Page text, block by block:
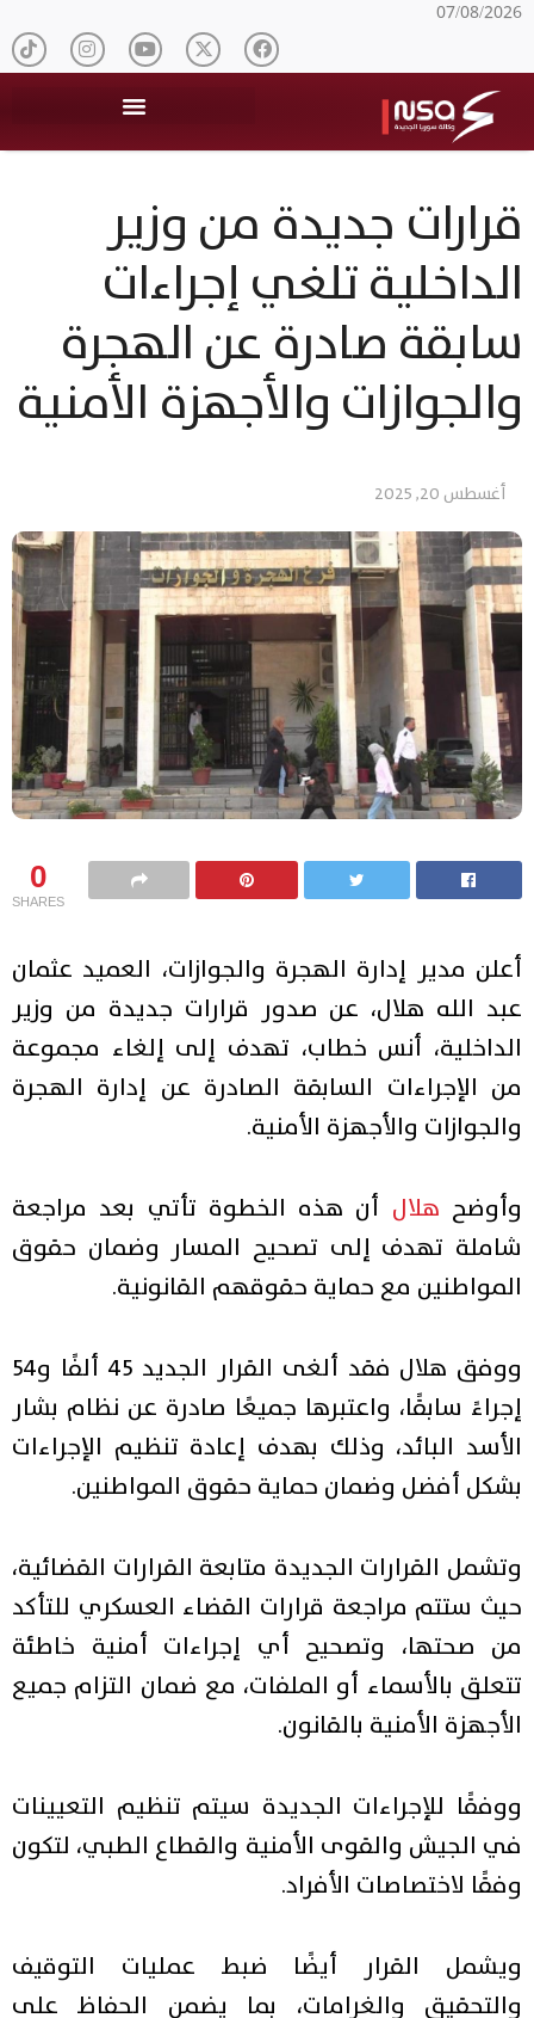
07/08/2026
قرارات جديدة من وزير
الداخلية تلغي إجراءات
سابقة صادرة عن الهجرة
والجوازات والأجهزة الأمنية
أغسطس 20, 2025
0
SHARES
أعلن مدير إدارة الهجرة والجوازات، العميد عثمان
عبد الله هلال، عن صدور قرارات جديدة من وزير
الداخلية، أنس خطاب، تهدف إلى إلغاء مجموعة
من الإجراءات السابقة الصادرة عن إدارة الهجرة
والجوازات والأجهزة الأمنية.
وأوضح هلال أن هذه الخطوة تأتي بعد مراجعة
شاملة تهدف إلى تصحيح المسار وضمان حقوق
المواطنين مع حماية حقوقهم القانونية.
ووفق هلال فقد ألغى القرار الجديد 45 ألفًا و54
إجراءً سابقًا، واعتبرها جميعًا صادرة عن نظام بشار
الأسد البائد، وذلك بهدف إعادة تنظيم الإجراءات
بشكل أفضل وضمان حماية حقوق المواطنين.
وتشمل القرارات الجديدة متابعة القرارات القضائية،
حيث ستتم مراجعة قرارات القضاء العسكري للتأكد
من صحتها، وتصحيح أي إجراءات أمنية خاطئة
تتعلق بالأسماء أو الملفات، مع ضمان التزام جميع
الأجهزة الأمنية بالقانون.
ووفقًا للإجراءات الجديدة سيتم تنظيم التعيينات
في الجيش والقوى الأمنية والقطاع الطبي، لتكون
وفقًا لاختصاصات الأفراد.
ويشمل القرار أيضًا ضبط عمليات التوقيف
والتحقيق والغرامات، بما يضمن الحفاظ على